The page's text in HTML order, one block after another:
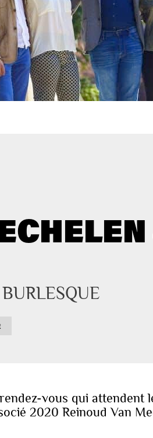
vous qui attendent
2020 Reinoud Van